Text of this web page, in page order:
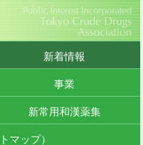
新着情報
事業
新常用和漢薬集
マップ）